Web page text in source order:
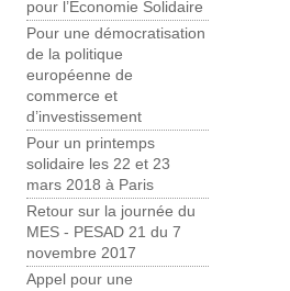
pour l’Economie Solidaire
Pour une démocratisation
de la politique
européenne de
commerce et
d’investissement
Pour un printemps
solidaire les 22 et 23
mars 2018 à Paris
Retour sur la journée du
MES - PESAD 21 du 7
novembre 2017
Appel pour une